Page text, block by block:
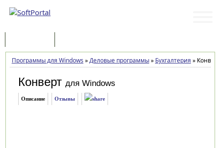
Программы для Windows »Деловые программы» Бухгалтерия »
Конверт для Windows
Описание Отзывы